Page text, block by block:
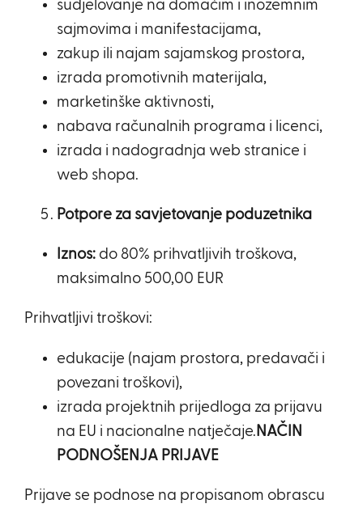
sudjelovanje na domaćim i inozemnim
sajmovima i manifestacijama,
zakup ili najam sajamskog prostora,
izrada promotivnih materijala,
marketinške aktivnosti,
nabava računalnih programa i licenci,
izrada i nadogradnja web stranice i
web shopa.
Potpore za savjetovanje poduzetnika
Iznos: do 80% prihvatljivih troškova,
maksimalno 500,00 EUR
Prihvatljivi troškovi:
edukacije (najam prostora, predavači i
povezani troškovi),
izrada projektnih prijedloga za prijavu
na EU i nacionalne natječaje. NAČIN
PODNOŠENJA PRIJAVE
Prijave se podnose na propisanom obrascu